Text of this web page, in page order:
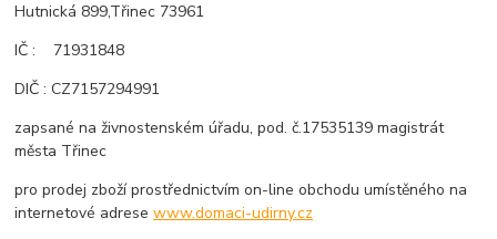
Hutnická 899,Třinec 73961
IČ : 71931848
DIČ : CZ7157294991
zapsané na živnostenském úřadu, pod. č.17535139 magistrát
města Třinec
pro prodej zboží prostřednictvím on-line obchodu umístěného na
internetové adresewww.domaci-udirny.cz